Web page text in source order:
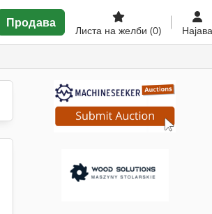
Продава
Листа на желби (0) Најава